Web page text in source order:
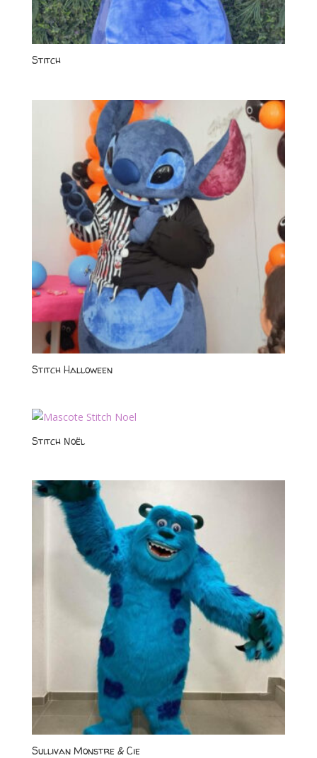
Stitch
Stitch Halloween
Stitch Noël
Sullivan Monstre & Cie